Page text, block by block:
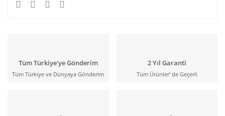
Tüm Türkiye'ye Gönderim
Tüm Türkiye ve Dünyaya Gönderim
2 Yıl Garanti
Tüm Ürünler' de Geçerli